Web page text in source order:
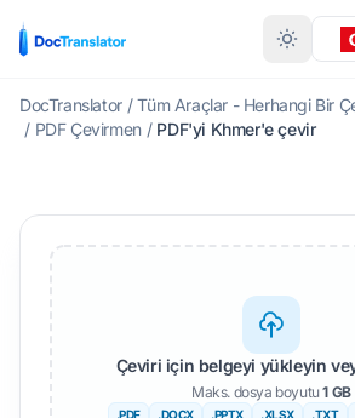
DocTranslator / Tüm Araçlar - Herhangi Bir
/ PDF Çevirmen / PDF'yi Khmer'e çevir
Çeviri için belgeyi yükleyin
Maks. dosya boyutu1 GB
.PDF .DOCX .PPTX .XLSX .TXT